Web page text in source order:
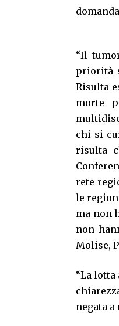
“Il
priorità
Risulta
morte
chi si
risulta
rete
le
ma non
non
Molise,
“La
negata